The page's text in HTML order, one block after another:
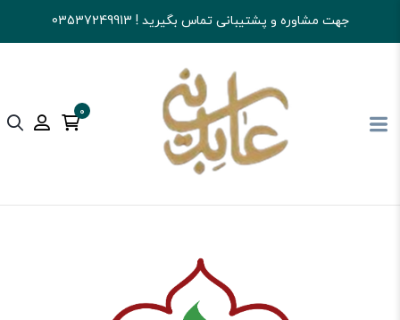
جهت مشاوره و پشتیبانی تماس بگیرید ! 03537249913
0
آجیل و خشکبار عابدینی تنقلات تنقلات